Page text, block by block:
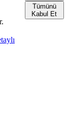
Tümünü
Kabul Et